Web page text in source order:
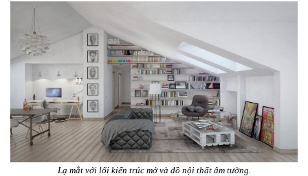
Lạ mắt với lối kiến trúc mở và đồ nội thất âm tường.